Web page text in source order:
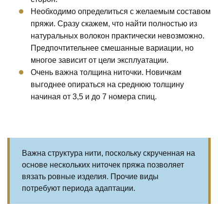
Необходимо определиться с желаемым составом
пряжи. Сразу скажем, что найти полностью из
натуральных волокон практически невозможно.
Предпочтительнее смешанные вариации, но
многое зависит от цели эксплуатации.
Очень важна толщина ниточки. Новичкам
выгоднее опираться на среднюю толщину
начиная от 3,5 и до 7 номера спиц.
Важна структура нити, поскольку скрученная на
основе нескольких ниточек пряжа позволяет
вязать ровные изделия. Прочие виды
потребуют периода адаптации.